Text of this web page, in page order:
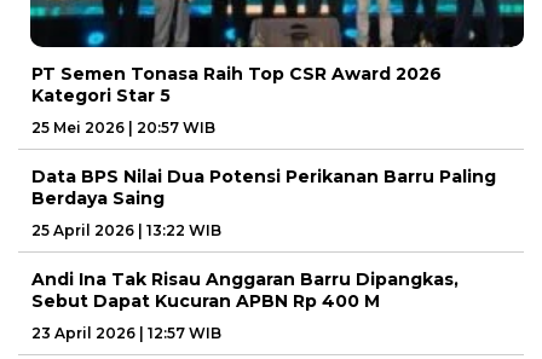
PT Semen Tonasa Raih Top CSR Award 2026
Kategori Star 5
25 Mei 2026 | 20:57 WIB
Data BPS Nilai Dua Potensi Perikanan Barru Paling
Berdaya Saing
25 April 2026 | 13:22 WIB
Andi Ina Tak Risau Anggaran Barru Dipangkas,
Sebut Dapat Kucuran APBN Rp 400 M
23 April 2026 | 12:57 WIB